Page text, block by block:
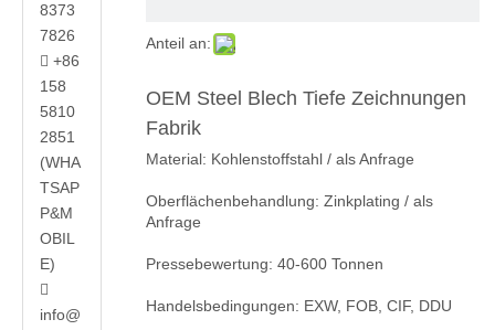
8373
7826
 +86
158
5810
2851
(WHA
TSAP
P&M
OBIL
E)

info@
Anteil an:
OEM Steel Blech Tiefe Zeichnungen
Fabrik
Material: Kohlenstoffstahl / als Anfrage
Oberflächenbehandlung: Zinkplating / als
Anfrage
Pressebewertung: 40-600 Tonnen
Handelsbedingungen: EXW, FOB, CIF, DDU